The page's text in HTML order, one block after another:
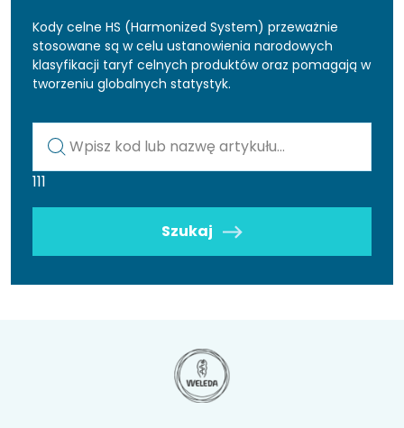
Kody celne HS (Harmonized System) przeważnie
stosowane są w celu ustanowienia narodowych
klasyfikacji taryf celnych produktów oraz pomagają w
tworzeniu globalnych statystyk.
111
Szukaj